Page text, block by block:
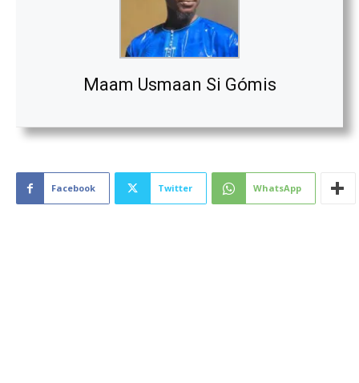
Maam Usmaan Si Gómis
Facebook Twitter WhatsApp